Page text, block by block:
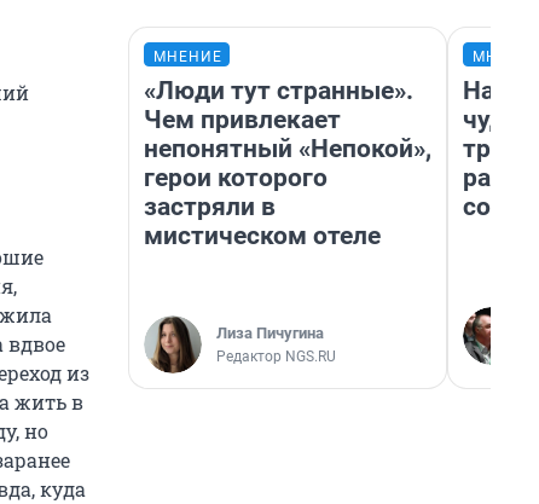
вдвое
из
жить в
но
куда
МНЕНИЕ
«Люди тут странные».
Чем привлекает
непонятный «Непокой»,
герои которого
застряли в
мистическом отеле
Лиза Пичугина
Редактор NGS.RU